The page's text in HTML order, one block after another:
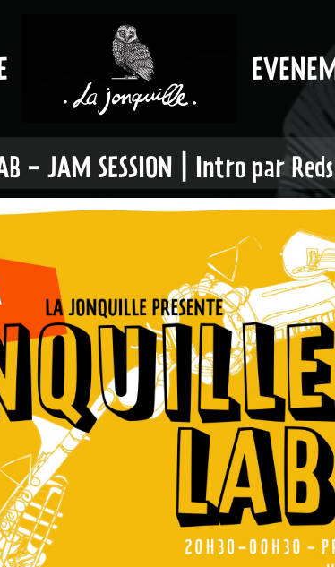
- JAM SESSION | Intro par